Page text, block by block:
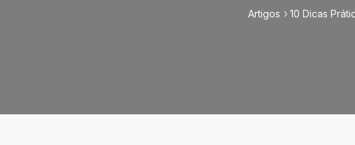
Artigos 10 Dicas